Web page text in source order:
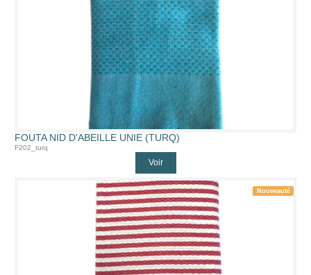
FOUTA NID D'ABEILLE UNIE (TURQ)
F202_turq
Voir
Nouveauté